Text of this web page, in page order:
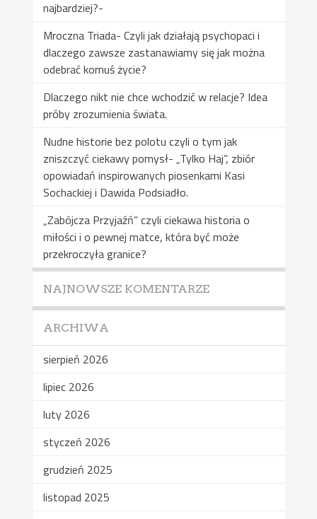
najbardziej?-
Mroczna Triada- Czyli jak działają psychopaci i
dlaczego zawsze zastanawiamy się jak można
odebrać komuś życie?
Dlaczego nikt nie chce wchodzić w relacje? Idea
próby zrozumienia świata.
Nudne historie bez polotu czyli o tym jak
zniszczyć ciekawy pomysł- „Tylko Haj”, zbiór
opowiadań inspirowanych piosenkami Kasi
Sochackiej i Dawida Podsiadło.
„Zabójcza Przyjaźń” czyli ciekawa historia o
miłości i o pewnej matce, która być może
przekroczyła granice?
NAJNOWSZE KOMENTARZE
ARCHIWA
sierpień 2026
lipiec 2026
luty 2026
styczeń 2026
grudzień 2025
listopad 2025